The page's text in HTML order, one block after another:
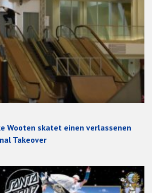
Wooten skatet einen verlassenen
Takeover